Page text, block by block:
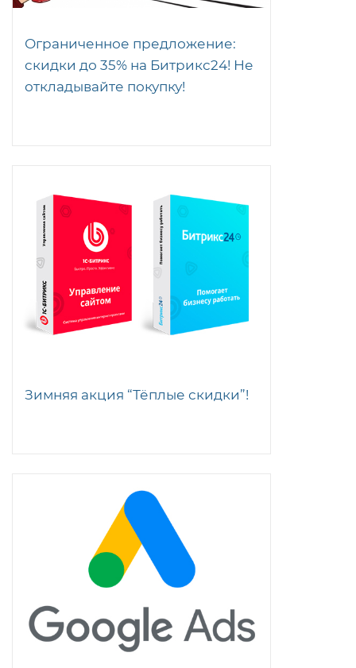
Ограниченное предложение:
скидки до 35% на Битрикс24! Не
откладывайте покупку!
Зимняя акция “Тёплые скидки”!